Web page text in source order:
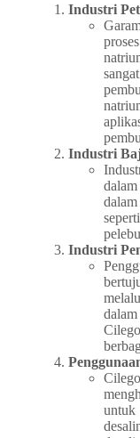
Industri
Industri
Industri